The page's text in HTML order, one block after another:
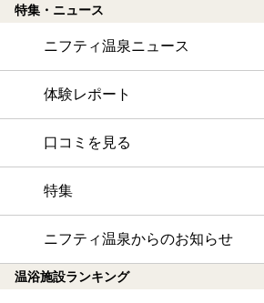
特集・ニュース
ニフティ温泉ニュース
体験レポート
口コミを見る
特集
ニフティ温泉からのお知らせ
温浴施設ランキング